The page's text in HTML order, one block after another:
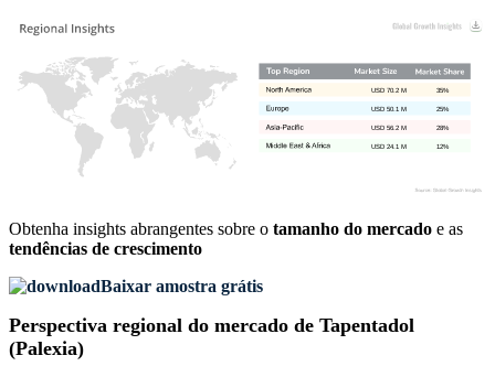
12%
USD 24.1 M
28%
USD 56.2 M
25%
USD 50.1 M
35%
USD 70.2 M
Obtenha insights abrangentes sobre o tamanho do mercado e as
tendências de crescimento
Baixar amostra grátis
Perspectiva regional do mercado de Tapentadol
(Palexia)